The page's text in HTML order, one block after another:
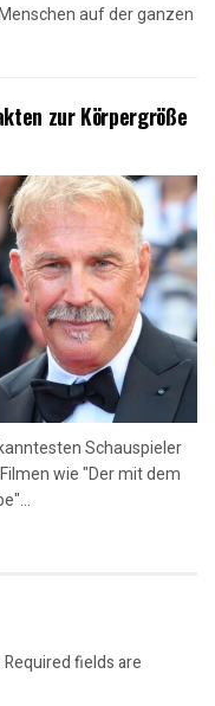
auf der ganzen
zur Körpergröße
Schauspieler
wie "Der mit dem
Required fields are